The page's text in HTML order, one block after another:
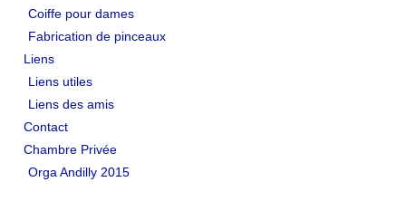
Coiffe pour dames
Fabrication de pinceaux
Liens
Liens utiles
Liens des amis
Contact
Chambre Privée
Orga Andilly 2015